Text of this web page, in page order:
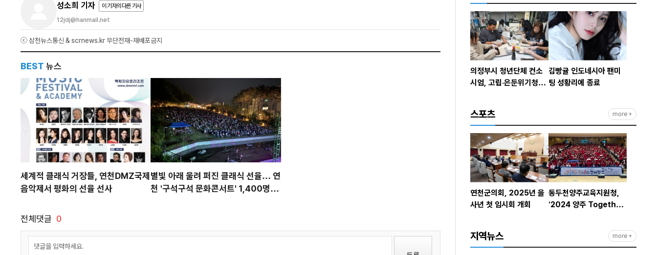
성소희 기자 이 기자의 다른 기사
12jdj@hanmail.net
ⓒ 삼천뉴스통신 & scrnews.kr 무단전재-재배포금지
BEST 뉴스
세계적 클래식 거장들, 연천DMZ국제
음악제서 평화의 선율 선사
별빛 아래 울려 퍼진 클래식 선율… 연
천 '구석구석 문화콘서트' 1,400명 감
전체댓글 0
의정부시 청년단체 컨소
시엄, 고립·은둔위기청년
김빵귤 인도네시아 팬미
팅 성황리에 종료
스포츠 more +
연천군의회, 2025년 을
사년 첫 임시회 개회
동두천양주교육지원청,
‘2024 양주 Together
지역뉴스 more +